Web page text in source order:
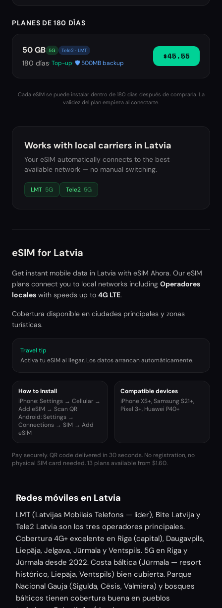
PLANES DE 180 DÍAS
50 GB 5G Tele2 · LMT
180 días· Top-up· 🛡️ 500MB backup
$45.55
Cada eSIM se puede instalar dentro de 180 días después de comprarla. La
validez del plan empieza al conectarte.
Works with local carriers in Latvia
Your eSIM automatically connects to the best
available network — no manual switching.
LMT 5G Tele2 5G
eSIM for Latvia
Get instant mobile data in Latvia with eSIM Ahora. Our eSIM
plans connect you to local networks including Operadores
locales with speeds up to 4G LTE.
Cobertura disponible en ciudades principales y zonas
turísticas.
Travel tip
Activa tu eSIM al llegar. Los datos arrancan automáticamente.
How to install
iPhone: Settings → Cellular →
Add eSIM → Scan QR
Android: Settings →
Connections → SIM → Add
eSIM
Compatible devices
iPhone XS+, Samsung S21+,
Pixel 3+, Huawei P40+
Pay securely. QR code delivered in 30 seconds. No registration, no
physical SIM card needed.13 plans available from $1.60.
Redes móviles en Latvia
LMT (Latvijas Mobilais Telefons — líder), Bite Latvija y
Tele2 Latvia son los tres operadores principales.
Cobertura 4G+ excelente en Riga (capital), Daugavpils,
Liepāja, Jelgava, Jūrmala y Ventspils. 5G en Riga y
Jūrmala desde 2022. Costa báltica (Jūrmala — resort
histórico, Liepāja, Ventspils) bien cubierta. Parque
Nacional Gauja (Sigulda, Cēsis, Valmiera) y bosques
bálticos tienen cobertura buena en pueblos